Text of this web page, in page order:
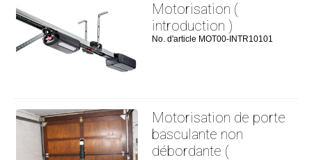
Présentation
Marques
Motorisation (
introduction )
No. d'article MOT00-INTR10101
Motorisation de porte
basculante non
débordante (